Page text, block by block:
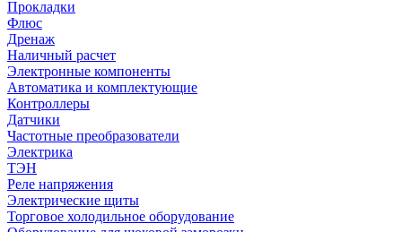
Прокладки
Флюс
Дренаж
Наличный расчет
Электронные компоненты
Автоматика и комплектующие
Контроллеры
Датчики
Частотные преобразователи
Электрика
ТЭН
Реле напряжения
Электрические щиты
Торговое холодильное оборудование